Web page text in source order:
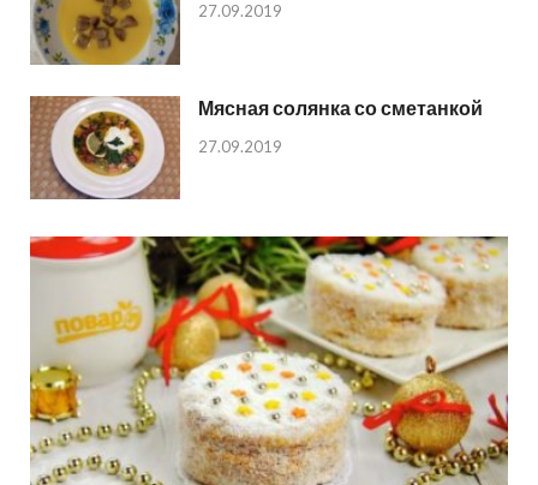
27.09.2019
Мясная солянка со сметанкой
27.09.2019